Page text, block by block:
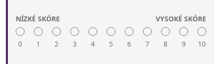
NÍZKÉ SKÓRE
0 1 2 3 4 5 6 7 8 9
VYSOKÉ SKÓRE
10